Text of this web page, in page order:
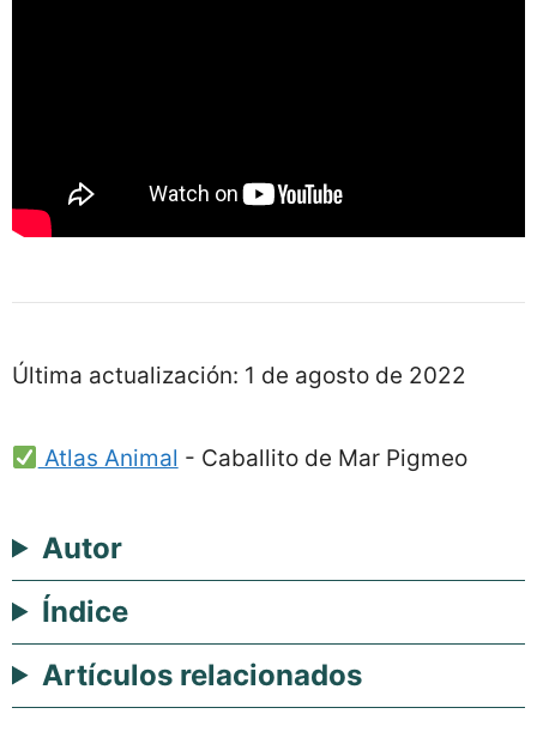
Última actualización: 1 de agosto de 2022
Atlas Animal - Caballito de Mar Pigmeo
Autor
Índice
Artículos relacionados